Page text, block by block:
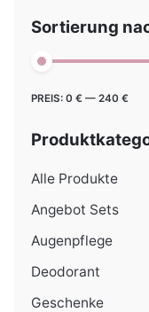
Sortierung
Min.
Max.
PREIS: 0 € — 240 €
Alle Produkte
Angebot Sets
Augenpflege
Deodorant
Geschenke